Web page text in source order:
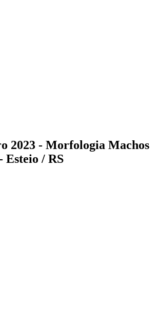
2023 - Morfologia Machos
Esteio / RS